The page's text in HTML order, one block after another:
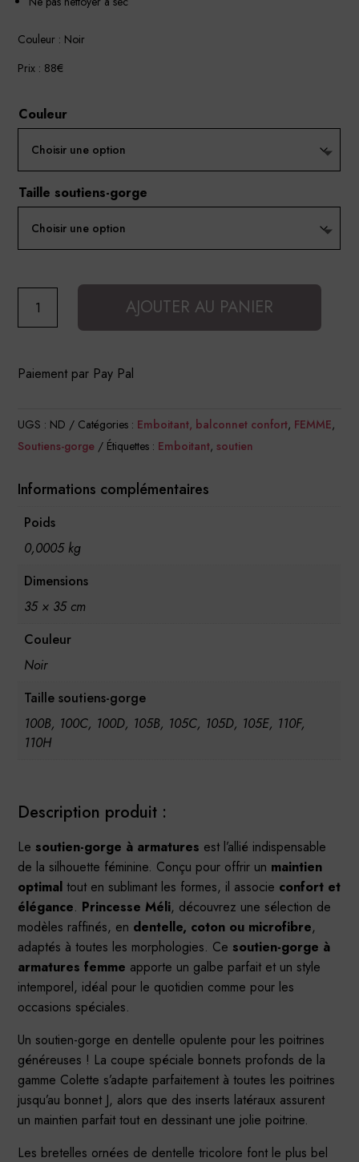
Couleur : Noir
Prix : 88€
Couleur
Taille soutiens-gorge
à
AJOUTER AU PANIER
Paiement par Pay Pal
UGS : ND Catégories : Emboitant, balconnet confort, FEMME,
Soutiens-gorge
Étiquettes : Emboitant,soutien
Informations complémentaires
Poids
0,0005 kg
Dimensions
35 × 35 cm
Couleur
Noir
Taille soutiens-gorge
100B, 100C, 100D, 105B, 105C, 105D, 105E, 110F,
110H
Description produit :
Le soutien-gorge à armatures est l’allié indispensable
de la silhouette féminine. Conçu pour offrir un maintien
optimal tout en sublimant les formes, il associe confort et
élégance. Princesse Méli, découvrez une sélection de
modèles raffinés, en dentelle, coton ou microfibre,
adaptés à toutes les morphologies. Ce soutien-gorge à
armatures femme apporte un galbe parfait et un style
intemporel, idéal pour le quotidien comme pour les
occasions spéciales.
Un soutien-gorge en dentelle opulente pour les poitrines
généreuses ! La coupe spéciale bonnets profonds de la
gamme Colette s’adapte parfaitement à toutes les poitrines
jusqu’au bonnet J, alors que des inserts latéraux assurent
un maintien parfait tout en dessinant une jolie poitrine.
Les bretelles ornées de dentelle tricolore font le plus bel